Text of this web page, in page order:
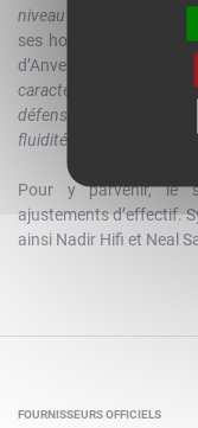
niveau auquel on a envie
ses hommes devront
d’Anvers.
"J’attends
caractéristiques
défensivement, il
fluidité dans nos choix
Pour y parvenir, le
ajustements d’effectif.
ainsi Nadir Hifi et Neal
FOURNISSEURS OFFICIELS